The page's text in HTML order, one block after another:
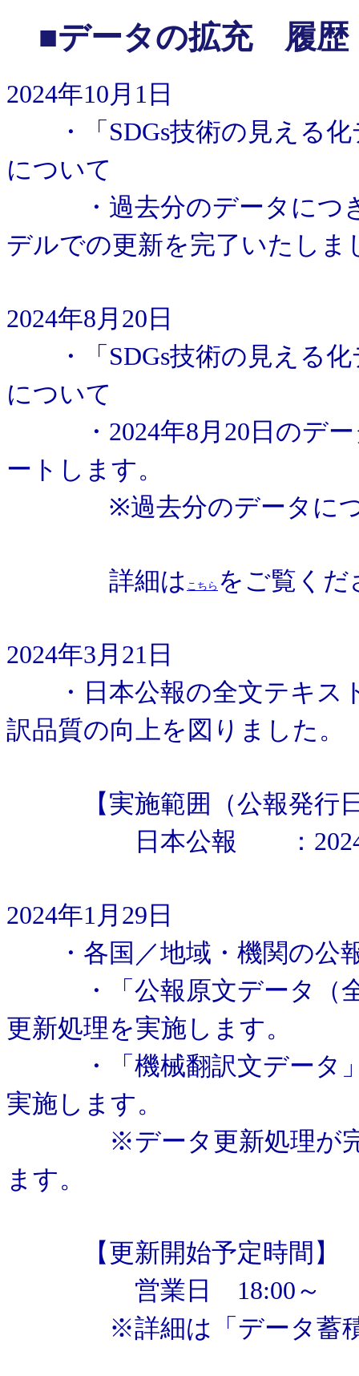
■データの拡充 履歴
2024年10月1日
・「SDGs技術の見える化
について
・過去分のデータにつき
デルでの更新を完了いたしま
2024年8月20日
・「SDGs技術の見える化
について
・2024年8月20日のデー
ートします。
※過去分のデータにつき
詳細は こちら をご覧くだ
2024年3月21日
・日本公報の全文テキス
訳品質の向上を図りました。
【実施範囲（公報発行
日本公報 ：2024年
2024年1月29日
・各国／地域・機関の公
・「公報原文データ（全
更新処理を実施します。
・「機械翻訳文データ」
実施します。
※データ更新処理が完了
ます。
【更新開始予定時間】
営業日 18:00～
※詳細は「データ蓄積